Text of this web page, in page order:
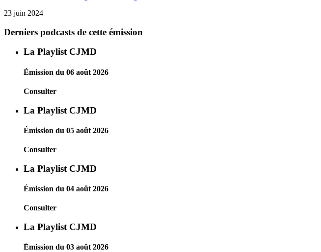
23 juin 2024
Derniers podcasts de cette émission
La Playlist CJMD
Émission du 06 août 2026
Consulter
La Playlist CJMD
Émission du 05 août 2026
Consulter
La Playlist CJMD
Émission du 04 août 2026
Consulter
La Playlist CJMD
Émission du 03 août 2026